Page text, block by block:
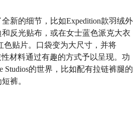
新的细节，比如Expedition款羽绒外
反光贴布，或在女士蓝色派克大衣
色贴片。口袋变为大尺寸，并将
性材料通过有趣的方式予以呈现。功
Studios的世界，比如配有拉链裤腿的
裤。